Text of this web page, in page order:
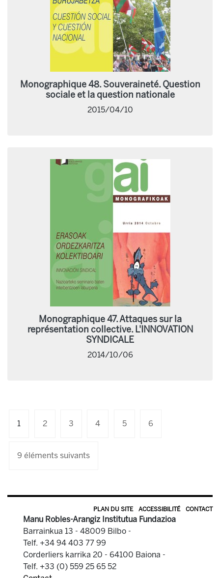
Monographique 48. Souveraineté. Question
sociale et la question nationale
2015/04/10
Monographique 47. Attaques sur la
représentation collective. L'INNOVATION
SYNDICALE
2014/10/06
1 2 3 4 5 6
9 éléments suivants
PLAN DU SITE ACCESSIBILITÉ CONTACT
Manu Robles-Arangiz Institutua Fundazioa
Barrainkua 13 - 48009 Bilbo -
Telf. +34 94 403 77 99
Corderliers karrika 20 - 64100 Baiona -
Telf. +33 (0) 559 25 65 52